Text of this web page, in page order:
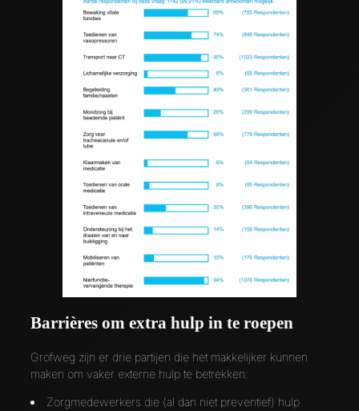
Barrières om extra hulp in te roepen
Grofweg zijn er drie partijen die het makkelijker kunnen
maken om vaker externe hulp te betrekken:
Zorgmedewerkers die (al dan niet preventief) hulp